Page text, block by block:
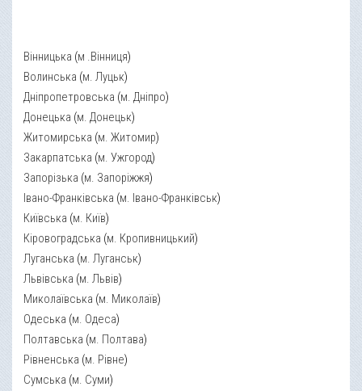
Вінницька (м .Вінниця)
Волинська (м. Луцьк)
Дніпропетровська (м. Дніпро)
Донецька (м. Донецьк)
Житомирська (м. Житомир)
Закарпатська (м. Ужгород)
Запорізька (м. Запоріжжя)
Івано-Франківська (м. Івано-Франківськ)
Київська (м. Київ)
Кіровоградська (м. Кропивницький)
Луганська (м. Луганськ)
Львівська (м. Львів)
Миколаївська (м. Миколаїв)
Одеська (м. Одеса)
Полтавська (м. Полтава)
Рівненська (м. Рівне)
Сумська (м. Суми)